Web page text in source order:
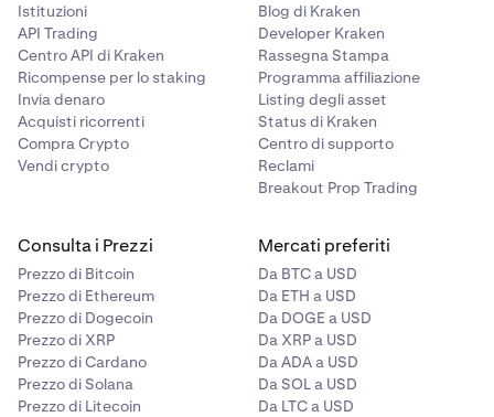
Istituzioni
API Trading
Centro API di Kraken
Ricompense per lo staking
Invia denaro
Acquisti ricorrenti
Compra Crypto
Vendi crypto
Blog di Kraken
Developer Kraken
Rassegna Stampa
Programma affiliazione
Listing degli asset
Status di Kraken
Centro di supporto
Reclami
Breakout Prop Trading
Consulta i Prezzi
Prezzo di Bitcoin
Prezzo di Ethereum
Prezzo di Dogecoin
Prezzo di XRP
Prezzo di Cardano
Prezzo di Solana
Prezzo di Litecoin
Mercati preferiti
Da BTC a USD
Da ETH a USD
Da DOGE a USD
Da XRP a USD
Da ADA a USD
Da SOL a USD
Da LTC a USD